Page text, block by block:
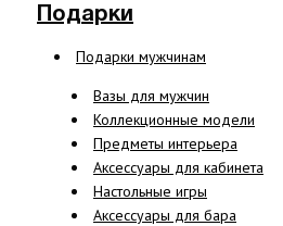
Подарки
Подарки мужчинам
Вазы для мужчин
Коллекционные модели
Предметы интерьера
Аксессуары для кабинета
Настольные игры
Аксессуары для бара